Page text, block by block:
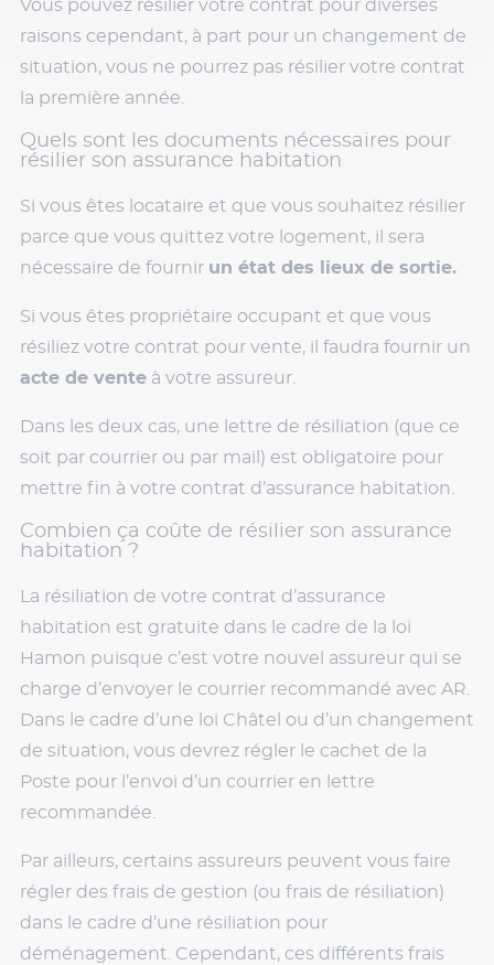
Vous pouvez résilier votre contrat pour diverses
raisons cependant, à part pour un changement de
situation, vous ne pourrez pas résilier votre contrat
la première année.
Quels sont les documents nécessaires pour
résilier son assurance habitation
Si vous êtes locataire et que vous souhaitez résilier
parce que vous quittez votre logement, il sera
nécessaire de fournir un état des lieux de sortie.
Si vous êtes propriétaire occupant et que vous
résiliez votre contrat pour vente, il faudra fournir un
acte de vente à votre assureur.
Dans les deux cas, une lettre de résiliation (que ce
soit par courrier ou par mail) est obligatoire pour
mettre fin à votre contrat d’assurance habitation.
Combien ça coûte de résilier son assurance
habitation ?
La résiliation de votre contrat d’assurance
habitation est gratuite dans le cadre de la loi
Hamon puisque c’est votre nouvel assureur qui se
charge d’envoyer le courrier recommandé avec AR.
Dans le cadre d’une loi Châtel ou d’un changement
de situation, vous devrez régler le cachet de la
Poste pour l’envoi d’un courrier en lettre
recommandée.
Par ailleurs, certains assureurs peuvent vous faire
régler des frais de gestion (ou frais de résiliation)
dans le cadre d’une résiliation pour
déménagement. Cependant, ces différents frais